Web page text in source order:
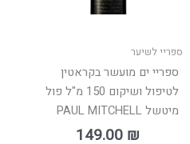
ספריי לשיער
ספריי ים מועשר בקראטין
לטיפול ושיקום 150 מ"ל פול
מיטשל PAUL MITCHELL
149.00 ₪